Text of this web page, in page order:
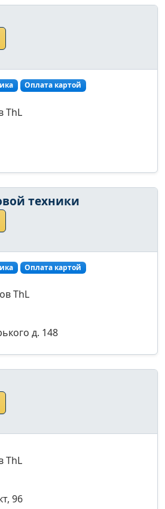
Оплата картой
ThL
техники
Оплата картой
ThL
д. 148
ThL
96